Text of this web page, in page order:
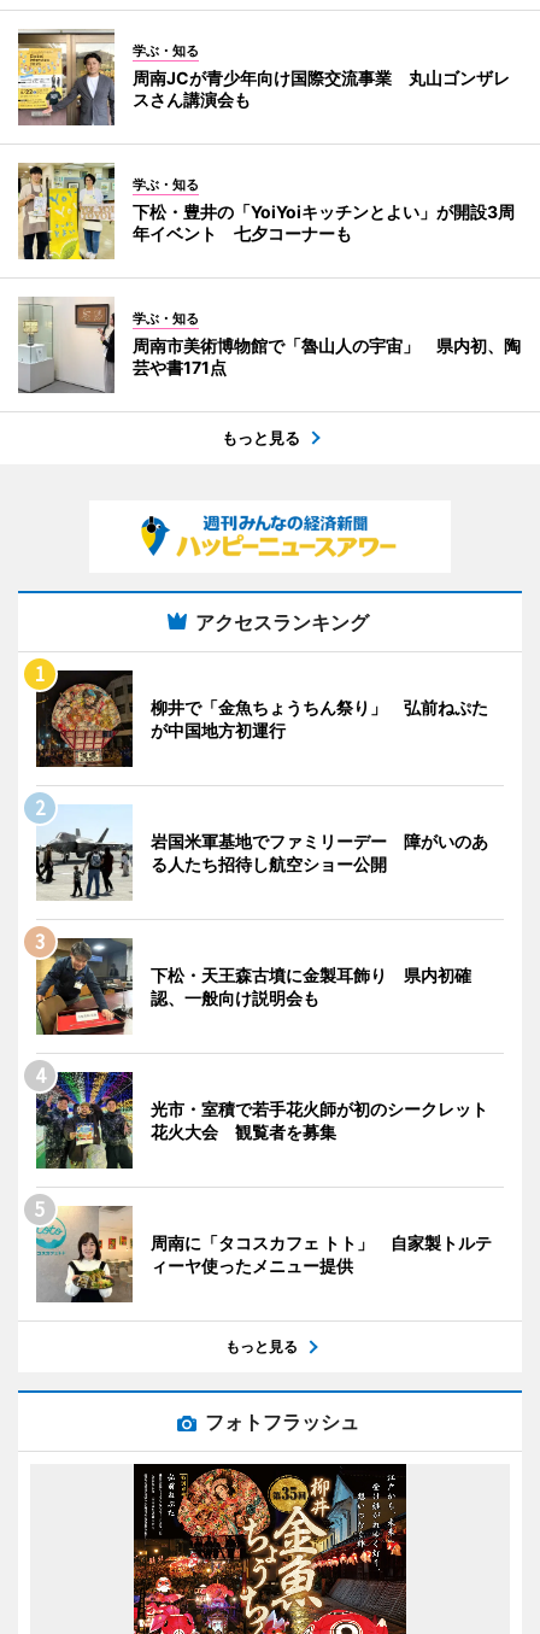
学ぶ・知る
周南JCが青少年向け国際交流事業 丸山ゴンザレ
スさん講演会も
学ぶ・知る
下松・豊井の「YoiYoiキッチンとよい」が開設3周
年イベント 七夕コーナーも
学ぶ・知る
周南市美術博物館で「魯山人の宇宙」 県内初、陶
芸や書171点
もっと見る
アクセスランキング
柳井で「金魚ちょうちん祭り」 弘前ねぷた
が中国地方初運行
岩国米軍基地でファミリーデー 障がいのあ
る人たち招待し航空ショー公開
下松・天王森古墳に金製耳飾り 県内初確
認、一般向け説明会も
光市・室積で若手花火師が初のシークレット
花火大会 観覧者を募集
周南に「タコスカフェ トト」 自家製トルテ
ィーヤ使ったメニュー提供
もっと見る
フォトフラッシュ